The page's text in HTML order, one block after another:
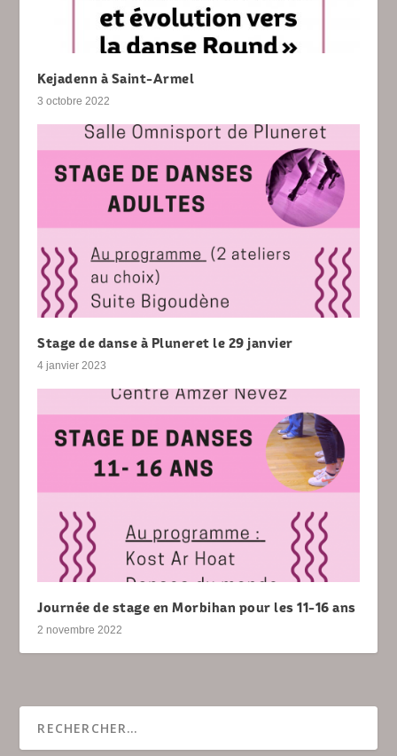
Kejadenn à Saint-Armel
3 octobre 2022
Stage de danse à Pluneret le 29 janvier
4 janvier 2023
Journée de stage en Morbihan pour les 11-16 ans
2 novembre 2022